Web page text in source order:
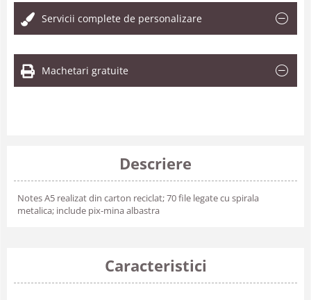
Servicii complete de personalizare
Machetari gratuite
Descriere
Notes A5 realizat din carton reciclat; 70 file legate cu spirala
metalica; include pix-mina albastra
Caracteristici